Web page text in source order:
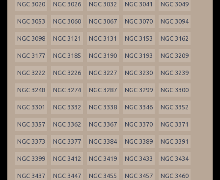
NGC 3020 NGC 3026 NGC 3032 NGC 3041 NGC 3049
NGC 3053 NGC 3060 NGC 3067 NGC 3070 NGC 3094
NGC 3098 NGC 3121 NGC 3131 NGC 3153 NGC 3162
NGC 3177 NGC 3185 NGC 3190 NGC 3193 NGC 3209
NGC 3222 NGC 3226 NGC 3227 NGC 3230 NGC 3239
NGC 3248 NGC 3274 NGC 3287 NGC 3299 NGC 3300
NGC 3301 NGC 3332 NGC 3338 NGC 3346 NGC 3352
NGC 3357 NGC 3362 NGC 3367 NGC 3370 NGC 3371
NGC 3373 NGC 3377 NGC 3384 NGC 3389 NGC 3391
NGC 3399 NGC 3412 NGC 3419 NGC 3433 NGC 3434
NGC 3437 NGC 3447 NGC 3455 NGC 3457 NGC 3460